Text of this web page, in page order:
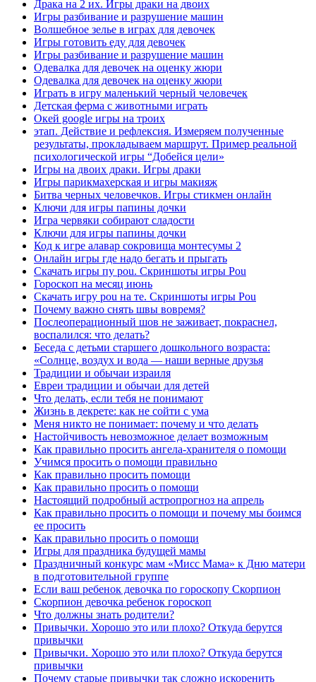
Драка на 2 их. Игры драки на двоих
Игры разбивание и разрушение машин
Волшебное зелье в играх для девочек
Игры готовить еду для девочек
Игры разбивание и разрушение машин
Одевалка для девочек на оценку жюри
Одевалка для девочек на оценку жюри
Играть в игру маленький черный человечек
Детская ферма с животными играть
Окей google игры на троих
этап. Действие и рефлексия. Измеряем полученные
результаты, прокладываем маршрут. Пример реальной
психологической игры “Добейся цели»
Игры на двоих драки. Игры драки
Игры парикмахерская и игры макияж
Битва черных человечков. Игры стикмен онлайн
Ключи для игры папины дочки
Игра червяки собирают сладости
Ключи для игры папины дочки
Код к игре алавар сокровища монтесумы 2
Онлайн игры где надо бегать и прыгать
Скачать игры пу pou. Скриншоты игры Pou
Гороскоп на месяц июнь
Скачать игру pou на те. Скриншоты игры Pou
Почему важно снять швы вовремя?
Послеоперационный шов не заживает, покраснел,
воспалился: что делать?
Беседа с детьми старшего дошкольного возраста:
«Солнце, воздух и вода — наши верные друзья
Традиции и обычаи израиля
Евреи традиции и обычаи для детей
Что делать, если тебя не понимают
Жизнь в декрете: как не сойти с ума
Меня никто не понимает: почему и что делать
Настойчивость невозможное делает возможным
Как правильно просить ангела-хранителя о помощи
Учимся просить о помощи правильно
Как правильно просить помощи
Как правильно просить о помощи
Настоящий подробный астропрогноз на апрель
Как правильно просить о помощи и почему мы боимся
ее просить
Как правильно просить о помощи
Игры для праздника будущей мамы
Праздничный конкурс мам «Мисс Мама» к Дню матери
в подготовительной группе
Если ваш ребенок девочка по гороскопу Скорпион
Скорпион девочка ребенок гороскоп
Что должны знать родители?
Привычки. Хорошо это или плохо? Откуда берутся
привычки
Привычки. Хорошо это или плохо? Откуда берутся
привычки
Почему старые привычки так сложно искоренить